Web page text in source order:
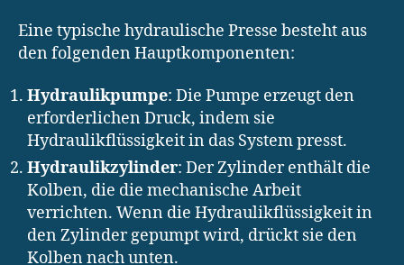
Eine typische hydraulische Presse besteht aus
den folgenden Hauptkomponenten:
Hydraulikpumpe: Die Pumpe erzeugt den
erforderlichen Druck, indem sie
Hydraulikflüssigkeit in das System presst.
Hydraulikzylinder: Der Zylinder enthält die
Kolben, die die mechanische Arbeit
verrichten. Wenn die Hydraulikflüssigkeit in
den Zylinder gepumpt wird, drückt sie den
Kolben nach unten.